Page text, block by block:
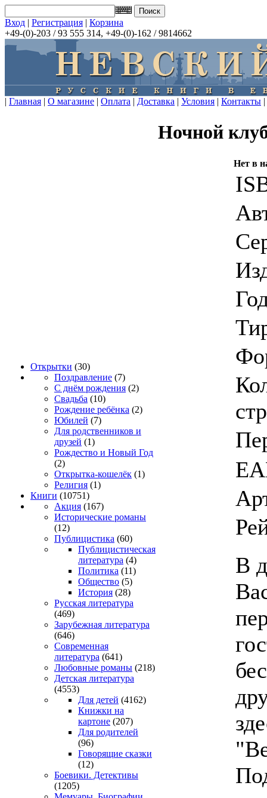
Вход | Регистрация | Корзина
+49-(0)-203 / 93 555 314, +49-(0)-162 / 9814662
| Главная | О магазине | Оплата | Доставка | Условия | Контакты |
Открытки (30)
Поздравление (7)
С днём рождения (2)
Свадьба (10)
Рождение ребёнка (2)
Юбилей (7)
Для родственников и
друзей (1)
Рождество и Новый Год
(2)
Открытка-кошелёк (1)
Религия (1)
Книги (10751)
Акция (167)
Исторические романы
(12)
Публицистика (60)
Публицистическая
литература (4)
Политика (11)
Общество (5)
История (28)
Русская литература
(469)
Зарубежная литература
(646)
Современная
литература (641)
Любовные романы (218)
Детская литература
(4553)
Для детей (4162)
Книжки на
картоне (207)
Для родителей
(96)
Говорящие сказки
(12)
Боевики. Детективы
(1205)
Ночной
Нет в
В